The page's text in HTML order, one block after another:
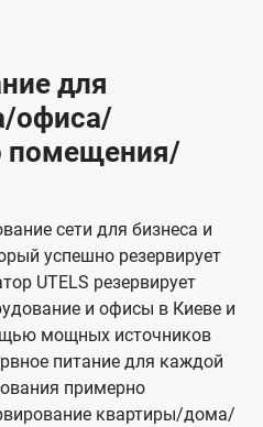
для
офиса/
помещения/
сети для бизнеса и
успешно резервирует
UTELS резервирует
и офисы в Киеве и
мощных источников
питание для каждой
примерно
квартиры/дома/